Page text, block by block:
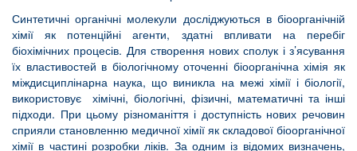
Синтетичні органічні молекули досліджуються в біоорганічній
хімії як потенційні агенти, здатні впливати на перебіг
біохімічних процесів. Для створення нових сполук і з’ясування
їх властивостей в біологічному оточенні біоорганічна хімія як
міждисциплінарна наука, що виникла на межі хімії і біології,
використовує хімічні, біологічні, фізичні, математичні та інші
підходи. При цьому різноманіття і доступність нових речовин
сприяли становленню медичної хімії як складової біоорганічної
хімії в частині розробки ліків. За одним із відомих визначень,